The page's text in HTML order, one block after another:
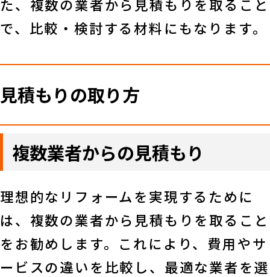
た、複数の業者から見積もりを取ること
で、比較・検討する材料にもなります。
見積もりの取り方
複数業者からの見積もり
理想的なリフォームを実現するために
は、複数の業者から見積もりを取ること
をお勧めします。これにより、費用やサ
ービスの違いを比較し、最適な業者を選